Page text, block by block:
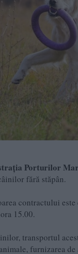
Porturilor
fără stăpân.
contractului
15.00.
transportul
furnizarea